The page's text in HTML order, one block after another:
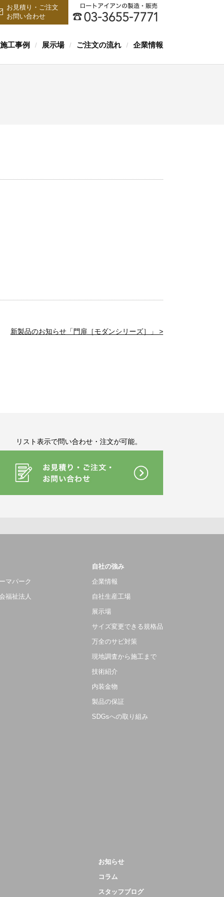
お見積り・ご注文
お問い合わせ
施工事例 / 展示場 / ご注文の流れ / 企業情報
新製品のお知らせ「門扉［モダンシリーズ］」 >
リスト表示で問い合わせ・注文が可能。
マパーク
福祉法人
自社の強み
企業情報
自社生産工場
展示場
サイズ変更できる規格品
万全のサビ対策
現地調査から施工まで
技術紹介
内装金物
製品の保証
SDGsへの取り組み
お知らせ
コラム
スタッフブログ